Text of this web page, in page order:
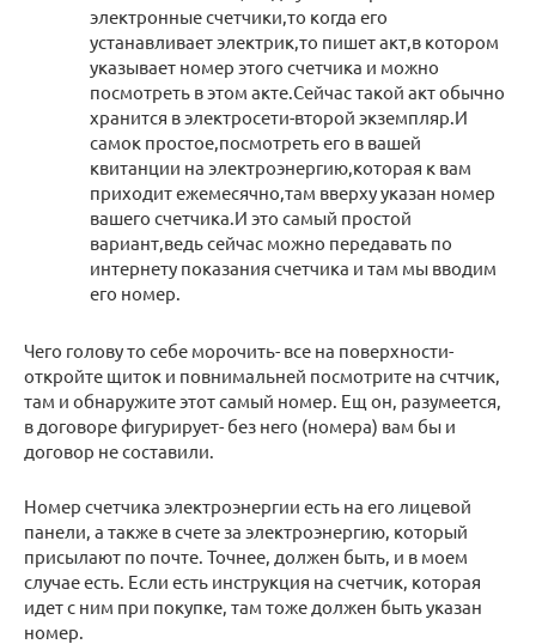
электронные счетчики,то когда его
устанавливает электрик,то пишет акт,в котором
указывает номер этого счетчика и можно
посмотреть в этом акте.Сейчас такой акт обычно
хранится в электросети-второй экземпляр.И
самок простое,посмотреть его в вашей
квитанции на электроэнергию,которая к вам
приходит ежемесячно,там вверху указан номер
вашего счетчика.И это самый простой
вариант,ведь сейчас можно передавать по
интернету показания счетчика и там мы вводим
его номер.
Чего голову то себе морочить- все на поверхности-
откройте щиток и повнимальней посмотрите на счтчик,
там и обнаружите этот самый номер. Ещ он, разумеется,
в договоре фигурирует- без него (номера) вам бы и
договор не составили.
Номер счетчика электроэнергии есть на его лицевой
панели, а также в счете за электроэнергию, который
присылают по почте. Точнее, должен быть, и в моем
случае есть. Если есть инструкция на счетчик, которая
идет с ним при покупке, там тоже должен быть указан
номер.